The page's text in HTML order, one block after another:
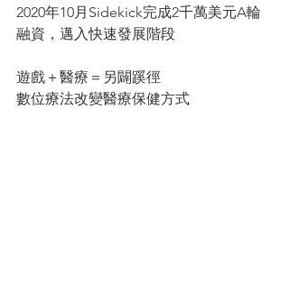
2020年10月Sidekick完成2千萬美元A輪
融資，邁入快速發展階段
遊戲＋醫療＝另闢蹊徑
數位療法改變醫療保健方式